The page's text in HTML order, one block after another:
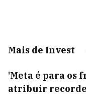
Mais de Invest
'Meta é para os
atribuir recorde